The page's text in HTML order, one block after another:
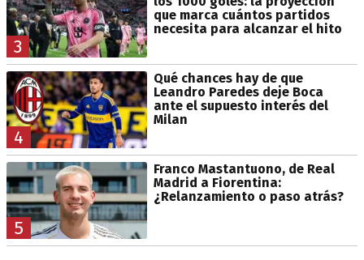
3
que marca cuántos partidos
necesita para alcanzar el hito
4
Qué chances hay de que
Leandro Paredes deje Boca
ante el supuesto interés del
Milan
5
Franco Mastantuono, de Real
Madrid a Fiorentina:
¿Relanzamiento o paso atrás?